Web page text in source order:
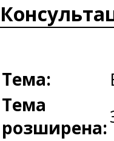
Тема:
Тема
розширена: